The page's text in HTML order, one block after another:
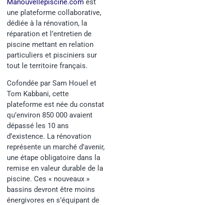
une plateforme collaborative,
dédiée à la rénovation, la
réparation et l’entretien de
piscine mettant en relation
particuliers et pisciniers sur
tout le territoire français.
Cofondée par Sam Houel et
Tom Kabbani, cette
plateforme est née du constat
qu’environ 850 000 avaient
dépassé les 10 ans
d’existence. La rénovation
représente un marché d’avenir,
une étape obligatoire dans la
remise en valeur durable de la
piscine. Ces « nouveaux »
bassins devront être moins
énergivores en s’équipant de